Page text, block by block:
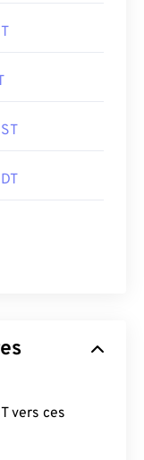
vers ces